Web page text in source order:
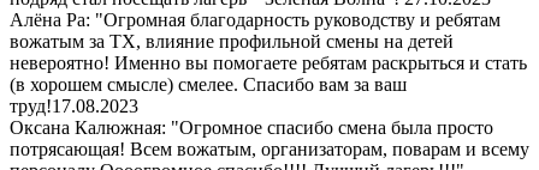
Алёна Ра: "Огромная благодарность руководству и ребятам
вожатым за ТХ, влияние профильной смены на детей
невероятно! Именно вы помогаете ребятам раскрыться и стать
(в хорошем смысле) смелее. Спасибо вам за ваш
труд!17.08.2023
Оксана Калюжная: "Огромное спасибо смена была просто
потрясающая! Всем вожатым, организаторам, поварам и всему